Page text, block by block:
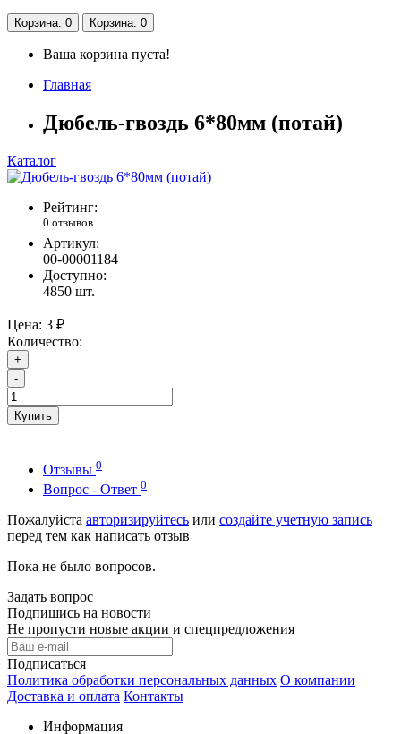
Корзина: 0 Корзина: 0
Ваша корзина пуста!
Главная
Дюбель-гвоздь 6*80мм (потай)
Каталог
Рейтинг:
0 отзывов
Артикул:
00-00001184
Доступно:
4850 шт.
Цена: 3 ₽
Количество:
+
-
Купить
Отзывы 0
Вопрос - Ответ 0
Пожалуйста авторизируйтесь или создайте учетную запись
перед тем как написать отзыв
Пока не было вопросов.
Задать вопрос
Подпишись на новости
Не пропусти новые акции и спецпредложения
Подписаться
Политика обработки персональных данных О компании
Доставка и оплата Контакты
Информация